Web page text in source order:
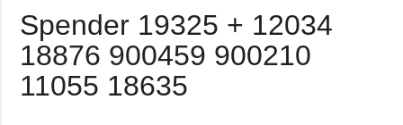
Spender 19325 + 12034
18876 900459 900210
11055 18635